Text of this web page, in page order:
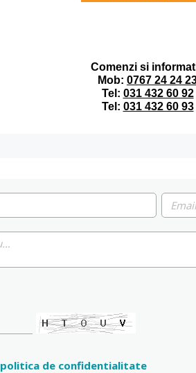
Comenzi si
Mob: 0767 24 24
Tel: 031 432 60 92
Tel: 031 432 60 93
politica de confidentialitate